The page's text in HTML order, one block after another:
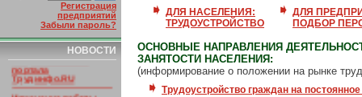
Регистрация
предприятий
Забыли пароль?
НОВОСТИ
НОВОСТИ ПОРТАЛА
Умер основатель
Трудинфо.RU
Изменение работы
ДЛЯ НАСЕЛЕНИЯ:
ТРУДОУСТРОЙСТВО
ДЛЯ
ПОДБОР
ОСНОВНЫЕ НАПРАВЛЕНИЯ
ЗАНЯТОСТИ НАСЕЛЕНИЯ:
(информирование о положении на рынке
Трудоустройство граждан на